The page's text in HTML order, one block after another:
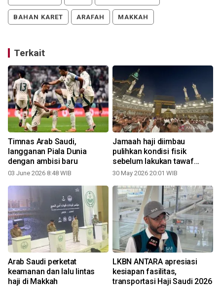
BAHAN KARET ARAFAH MAKKAH
Terkait
Timnas Arab Saudi,
langganan Piala Dunia
dengan ambisi baru
03 June 2026 8:48 WIB
Jamaah haji diimbau
pulihkan kondisi fisik
sebelum lakukan tawaf
ifadah
30 May 2026 20:01 WIB
Arab Saudi perketat
keamanan dan lalu lintas
haji di Makkah
LKBN ANTARA apresiasi
kesiapan fasilitas,
transportasi Haji Saudi 2026